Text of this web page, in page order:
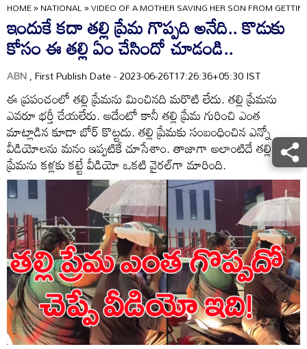
HOME»NATIONAL»VIDEO OF A MOTHER SAVING HER SON FROM
ఇందుకే కదా తల్లి ప్రేమ గొప్పది అనేది.. కొడుకు
కోసం ఈ తల్లి ఏం చేసిందో చూడండి..
ABN, First Publish Date - 2023-06-26T17:26:36+05:30 IST
ఈ ప్రపంచంలో తల్లి ప్రేమను మించినది మరొటి లేదు. తల్లి ప్రేమను
ఎవరూ భర్తీ చేయలేరు. అదేంటో కానీ తల్లి ప్రేమ గురించి ఎంత
మాట్లాడిన కూడా బోర్ కొట్టదు. తల్లి ప్రేమకు సంబంధించిన ఎన్నో
వీడియోలను మనం ఇప్పటికే చూసేశాం. తాజాగా అలాంటిదే తల్లి
ప్రేమను కళ్లకు కట్టే వీడియో ఒకటి వైరల్‌గా మారింది.